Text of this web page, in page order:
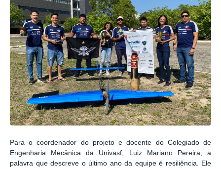
Para o coordenador do projeto e docente do Colegiado de
Engenharia Mecânica da Univasf, Luiz Mariano Pereira, a
palavra que descreve o último ano da equipe é resiliência. Ele